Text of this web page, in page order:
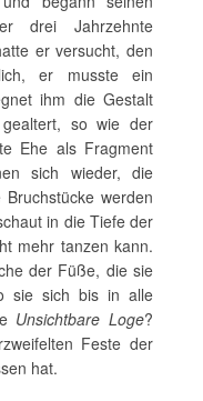
drei Jahrzehnte
er versucht, den
er musste ein
ihm die Gestalt
so wie der
Ehe als Fragment
sich wieder, die
werden
in die Tiefe der
mehr tanzen kann.
der Füße, die sie
sie sich bis in alle
Unsichtbare Loge?
Feste der
hat.